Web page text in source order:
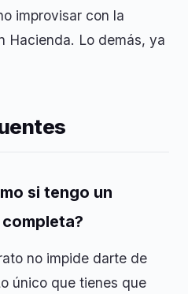
improvisar con la
Hacienda. Lo demás, ya
si tengo un
no impide darte de
único que tienes que